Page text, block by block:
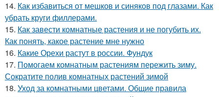
14. Как избавиться от мешков и синяков под глазами. Как
убрать круги филлерами.
15. Как завести комнатные растения и не погубить их.
Как понять, какое растение мне нужно
16. Какие Орехи растут в россии. Фундук
17. Помогаем комнатным растениям пережить зиму.
Сократите полив комнатных растений зимой
18. Уход за комнатными цветами. Общие правила